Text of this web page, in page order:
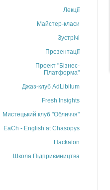
Лекції
Майстер-класи
Зустрічі
Презентації
Проект "Бізнес-
Платформа"
Джаз-клуб AdLibitum
Fresh Insights
Мистецький клуб "Обличчя"
EaCh - English at Chasopys
Hackaton
Школа Підприємництва